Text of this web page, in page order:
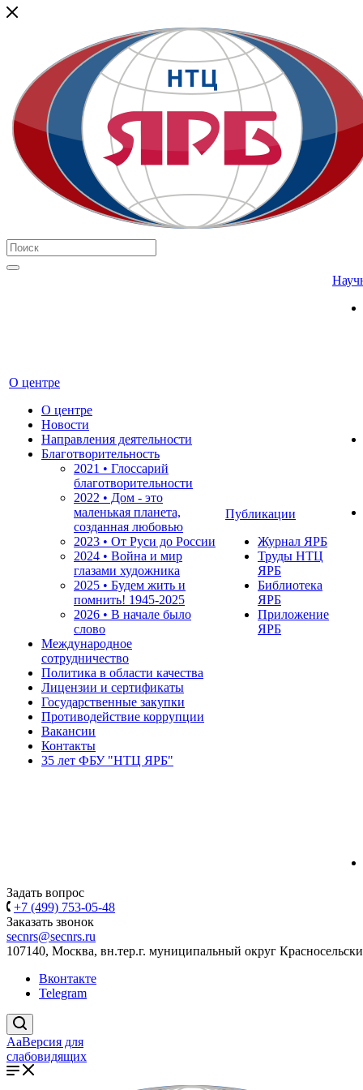
О центре
О центре
Новости
Направления деятельности
Благотворительность
2021 • Глоссарий
благотворительности
2022 • Дом - это
маленькая планета,
созданная любовью
2023 • От Руси до России
2024 • Война и мир
глазами художника
2025 • Будем жить и
помнить! 1945-2025
2026 • В начале было
слово
Международное
сотрудничество
Политика в области качества
Лицензии и сертификаты
Государственные закупки
Противодействие коррупции
Вакансии
Контакты
35 лет ФБУ "НТЦ ЯРБ"
Публикации
Журнал ЯРБ
Труды НТЦ
ЯРБ
Библиотека
ЯРБ
Приложение
ЯРБ
Задать вопрос
+7 (499) 753-05-48
Заказать звонок
secnrs@secnrs.ru
107140, Москва, вн.тер.г. муниципальный округ
Вконтакте
Telegram
AaВерсия для
слабовидящих